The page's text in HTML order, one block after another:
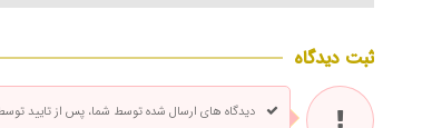
ثبت دیدگاه
دیدگاه های ارسال شده توسط شما، پس از تایید